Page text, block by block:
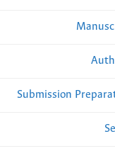
Submission